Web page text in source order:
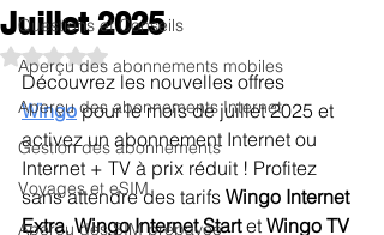
Questions et Conseils
Aperçu des abonnements mobiles
Aperçu des abonnements Internet
Gestion des abonnements
Voyages et eSIM
Aperçu des SIM prépayée
Juillet 2025
Noté NaN étoiles sur 5.
Découvrez les nouvelles offres
Wingo pour le mois de juillet 2025 et
activez un abonnement Internet ou
Internet + TV à prix réduit ! Profitez
sans attendre des tarifs Wingo Internet
Extra, Wingo Internet Start et Wingo TV